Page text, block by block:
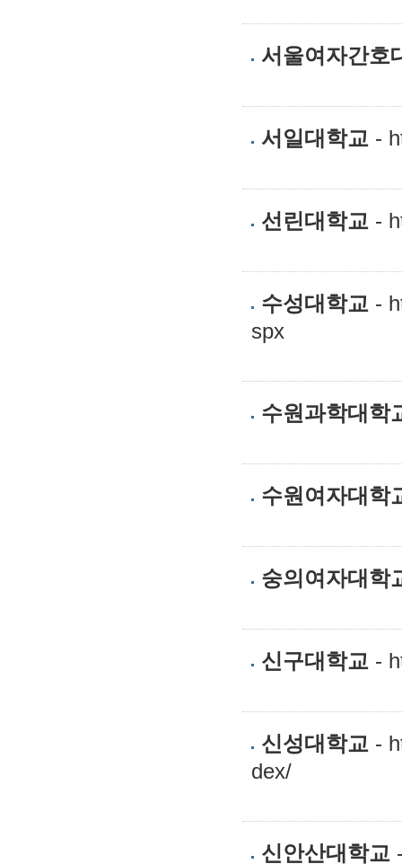
서울여자간호
서일대학교 -
선린대학교 -
수성대학교 -
spx
수원과학대학
수원여자대학
숭의여자대학
신구대학교 -
신성대학교 -
dex/
신안산대학교